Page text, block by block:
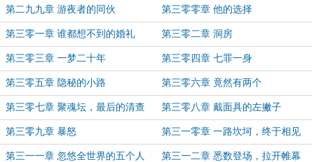
第二九九章 游夜者的同伙 第三零零章 他的选择
第三零一章 谁都想不到的婚礼 第三零二章 洞房
第三零三章 一梦二十年 第三零四章 七罪一身
第三零五章 隐秘的小路 第三零六章 竟然有两个
第三零七章 聚魂坛，最后的清查 第三零八章 戴面具的左撇子
第三零九章 暴怒 第三一零章 一路坎坷，终于相见
第三一一章 忽悠全世界的五个人 第三一二章 悉数登场，拉开帷幕